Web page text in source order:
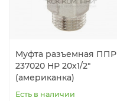
Муфта разъемная ППР
237020 НР 20x1/2"
(американка)
Есть в наличии